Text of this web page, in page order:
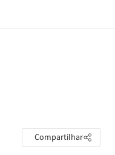
Compartilhar